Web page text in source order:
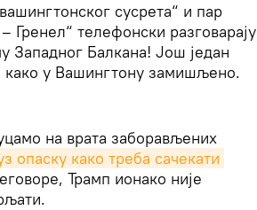
сусрета“ и пар
Гренел“ телефонски разговарају
Западног Балкана! Још један
како у Вашингтону замишљено.
на врата заборављених
опаску како треба сачекати
Трамп ионако није